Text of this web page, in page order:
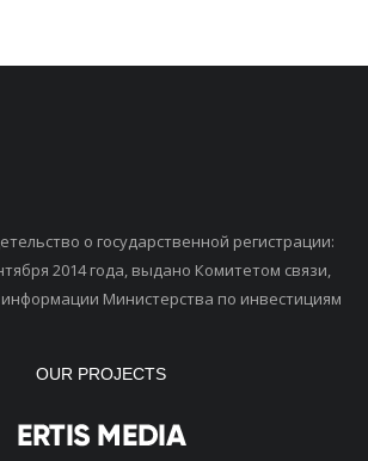
о государственной регистрации:
2014 года, выдано Комитетом связи,
Министерства по инвестициям
OUR PROJECTS